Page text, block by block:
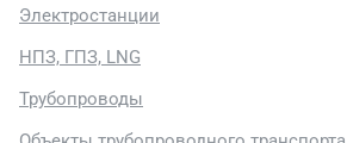
Электростанции
НПЗ, ГПЗ, LNG
Трубопроводы